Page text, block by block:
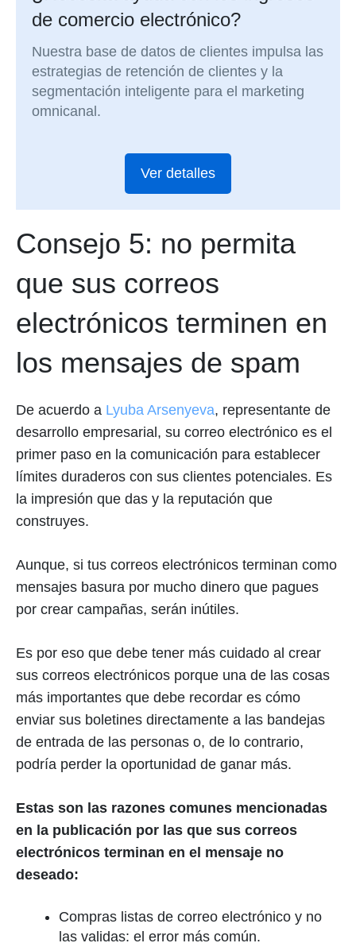
de comercio electrónico?
Nuestra base de datos de clientes impulsa las
estrategias de retención de clientes y la
segmentación inteligente para el marketing
omnicanal.
Ver detalles
Consejo 5: no permita
que sus correos
electrónicos terminen en
los mensajes de spam
De acuerdo a Lyuba Arsenyeva, representante de
desarrollo empresarial, su correo electrónico es el
primer paso en la comunicación para establecer
límites duraderos con sus clientes potenciales. Es
la impresión que das y la reputación que
construyes.
Aunque, si tus correos electrónicos terminan como
mensajes basura por mucho dinero que pagues
por crear campañas, serán inútiles.
Es por eso que debe tener más cuidado al crear
sus correos electrónicos porque una de las cosas
más importantes que debe recordar es cómo
enviar sus boletines directamente a las bandejas
de entrada de las personas o, de lo contrario,
podría perder la oportunidad de ganar más.
Estas son las razones comunes mencionadas
en la publicación por las que sus correos
electrónicos terminan en el mensaje no
deseado:
Compras listas de correo electrónico y no
las validas: el error más común.